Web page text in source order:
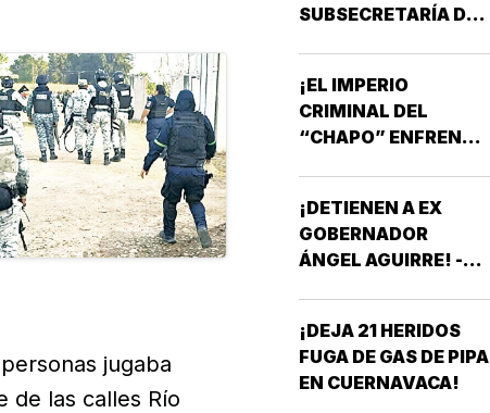
jugaba
de las calles Río
SUBSECRETARÍA DE
¡EL IMPERIO
CRIMINAL DEL
“CHAPO” ENFRENTA
¡DETIENEN A EX
GOBERNADOR
ÁNGEL AGUIRRE! -
¡DEJA 21 HERIDOS
FUGA DE GAS DE PIPA
EN CUERNAVACA!